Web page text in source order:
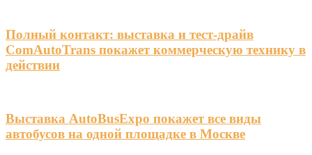
Полный контакт: выставка и тест-драйв
ComAutoTrans покажет коммерческую технику в
действии
Выставка AutoBusExpo покажет все виды
автобусов на одной площадке в Москве